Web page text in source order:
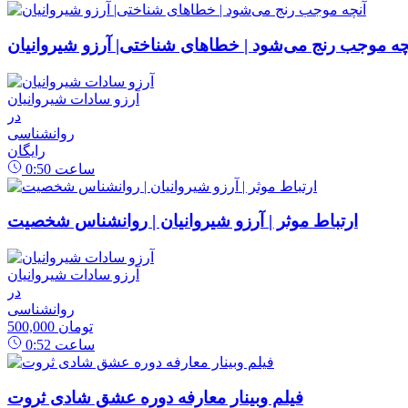
موجب رنج می‌شود | خطاهای شناختی| آرزو شیروانیان
آرزو سادات شیروانیان
در
روانشناسی
رایگان
0:50 ساعت
ارتباط موثر | آرزو شیروانیان | روانشناس شخصیت
آرزو سادات شیروانیان
در
روانشناسی
500,000 تومان
0:52 ساعت
فیلم وبینار معارفه دوره عشق شادی ثروت